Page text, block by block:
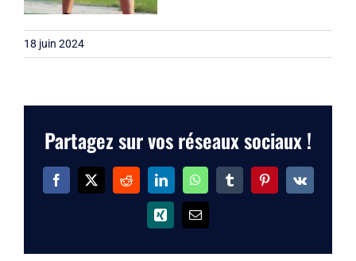
18 juin 2024
Partagez sur vos réseaux sociaux !
Facebook
X RedditLinkedInWhatsAppTumblrPinterest
Vk
Xing Email